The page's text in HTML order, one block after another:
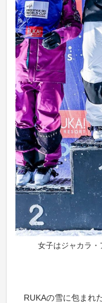
女子はジャカラ・
RUKAの雪に包まれ